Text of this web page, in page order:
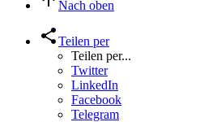
Nach oben
Teilen per
Teilen per...
Twitter
LinkedIn
Facebook
Telegram